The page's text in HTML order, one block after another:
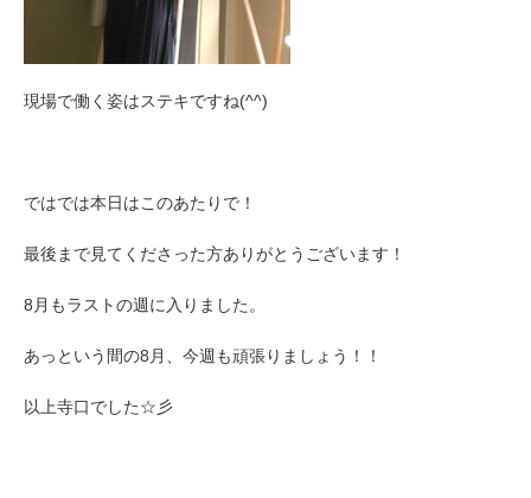
現場で働く姿はステキですね(^^)
ではでは本日はこのあたりで！
最後まで見てくださった方ありがとうございます！
8月もラストの週に入りました。
あっという間の8月、今週も頑張りましょう！！
以上寺口でした☆彡